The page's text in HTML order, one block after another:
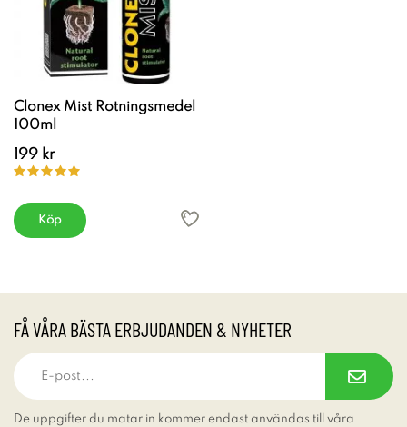
Clonex Mist Rotningsmedel
100ml
199 kr
Köp
FÅ VÅRA BÄSTA ERBJUDANDEN & NYHETER
De uppgifter du matar in kommer endast användas till våra